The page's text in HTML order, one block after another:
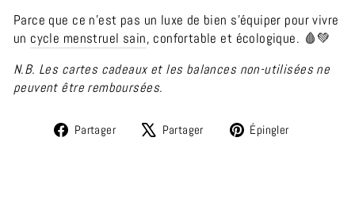
Parce que ce n’est pas un luxe de bien s’équiper pour vivre
un cycle menstruel sain, confortable et écologique. 🩸💚
N.B. Les cartes cadeaux et les balances non-utilisées ne
peuvent être remboursées.
Partager
PartagerPartager
TweeterÉpingler